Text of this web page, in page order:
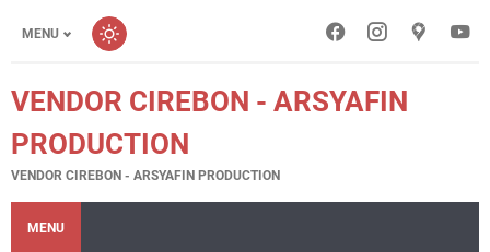
MENU
VENDOR CIREBON - ARSYAFIN
PRODUCTION
VENDOR CIREBON - ARSYAFIN PRODUCTION
MENU